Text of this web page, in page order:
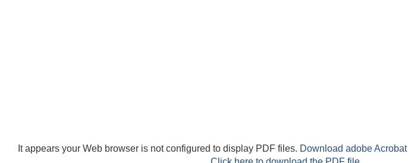
It appears your Web browser is not configured to display PDF files. Download adobe Acrobat